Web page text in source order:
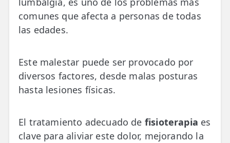
💆‍♀️ Tratamientos
😓 Síntomas
📰 Blog
🏢 Empresas
UBICACIONES
🔍 Buscador Clínicas
comunes que afecta a personas de todas
las edades.
Este malestar puede ser provocado por
diversos factores, desde malas posturas
hasta lesiones físicas.
El tratamiento adecuado de fisioterapia es
clave para aliviar este dolor, mejorando la